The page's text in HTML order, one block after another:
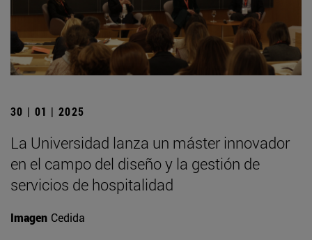
30 | 01 | 2025
La Universidad lanza un máster innovador
en el campo del diseño y la gestión de
servicios de hospitalidad
Imagen Cedida